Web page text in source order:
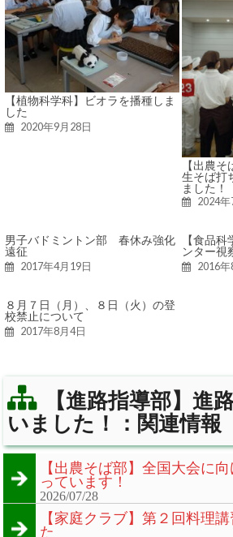
【植物科学科】ビオラを播種しま
した
2020年9月28日
【出農
生そば打
ました！
2024年
男子バドミントン部 春休み強化
遠征
2017年4月19日
【食品
ンター視
2016年
８月７日（月）、８日（火）の登
校禁止について
2017年8月4日
【進路指導部】進
いました！：関連情報
【出農そば部】全国大会に
っています！
2026/07/28
【家庭クラブ】第２回料理
た